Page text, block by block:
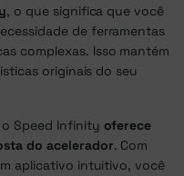
, o que significa que você
de ferramentas
complexas. Isso mantém
originais do seu
Speed Infinity oferece
do acelerador. Com
aplicativo intuitivo, você